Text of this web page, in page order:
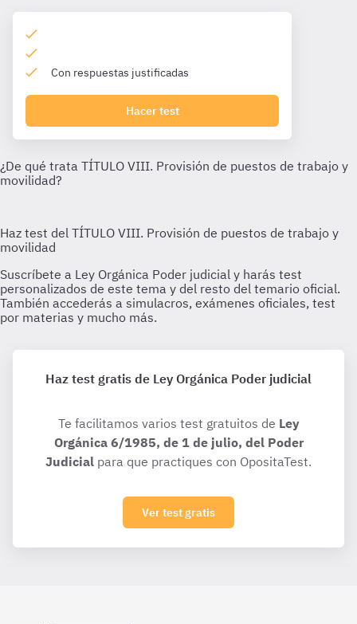
Con respuestas justificadas
Hacer test
Haz test gratis de Ley Orgánica Poder judicial
Te facilitamos varios test gratuitos de Ley
Orgánica 6/1985, de 1 de julio, del Poder
Judicial para que practiques con OpositaTest.
Ver test gratis